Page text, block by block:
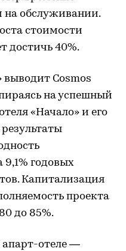
на обслуживании.
стоимости
достичь 40%.
выводит Cosmos
на успешный
«Начало» и его
9,1% годовых
Капитализация
проекта
до 85%.
апарт-отеле —